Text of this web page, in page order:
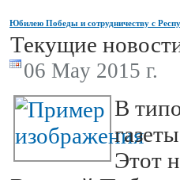
Юбилею Победы и сотрудничеству с
Текущие
06 May 2015 г.
В
Этот